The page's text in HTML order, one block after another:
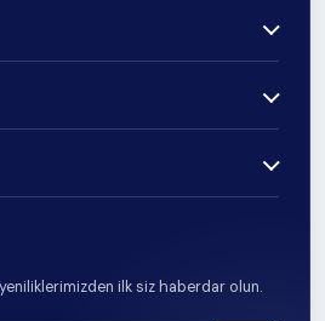
ilk siz haberdar olun.